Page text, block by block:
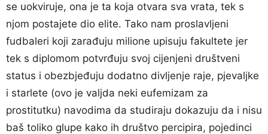
se uokviruje, ona je ta koja otvara sva vrata, tek s
njom postajete dio elite. Tako nam proslavljeni
fudbaleri koji zarađuju milione upisuju fakultete jer
tek s diplomom potvrđuju svoj cijenjeni društveni
status i obezbjeđuju dodatno divljenje raje, pjevaljke
i starlete (ovo je valjda neki eufemizam za
prostitutku) navodima da studiraju dokazuju da i nisu
baš toliko glupe kako ih društvo percipira, pojedinci